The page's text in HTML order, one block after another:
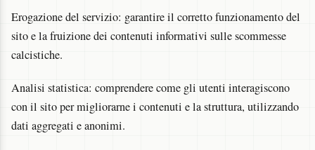
Erogazione del servizio: garantire il corretto funzionamento del
sito e la fruizione dei contenuti informativi sulle scommesse
calcistiche.
Analisi statistica: comprendere come gli utenti interagiscono
con il sito per migliorarne i contenuti e la struttura, utilizzando
dati aggregati e anonimi.